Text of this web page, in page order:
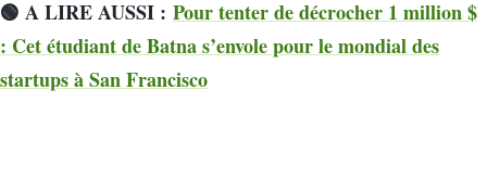
🟢 A LIRE AUSSI : Pour tenter de décrocher 1 million $
: Cet étudiant de Batna s’envole pour le mondial des
startups à San Francisco